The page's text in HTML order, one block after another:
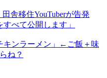
舎移住YouTuberが告発
べて公開します」
キンラーメン」←ご飯＋味
ね？